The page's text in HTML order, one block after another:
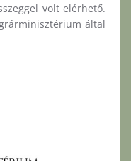
volt elérhető.
által